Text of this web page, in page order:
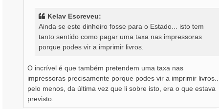
Kelav Escreveu:
Ainda se este dinheiro fosse para o Estado... isto tem
tanto sentido como pagar uma taxa nas impressoras
porque podes vir a imprimir livros.
O incrível é que também pretendem uma taxa nas
impressoras precisamente porque podes vir a imprimir
pelo menos, da última vez que li sobre isto, era o que estava
previsto.